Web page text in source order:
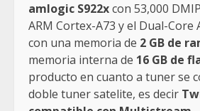
amlogic S922xcon 53,000
ARM Cortex-A73 y el Dual-Core
con una memoria de 2 GB de
memoria interna de 16 GB de
producto en cuanto a tuner se
doble tuner satelite, es decir